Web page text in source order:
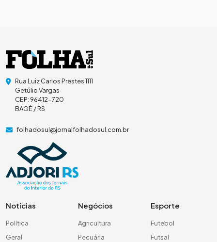
Rua Luiz Carlos Prestes 1111
Getúlio Vargas
CEP: 96412-720
BAGÉ / RS
folhadosul@jornalfolhadosul.com.br
Notícias
Política
Geral
Negócios
Agricultura
Pecuária
Esporte
Futebol
Futsal